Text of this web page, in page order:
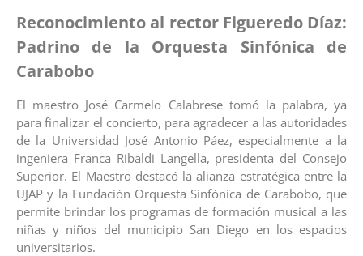
Reconocimiento al rector Figueredo Díaz:
Padrino de la Orquesta Sinfónica de
Carabobo
El maestro José Carmelo Calabrese tomó la palabra, ya
para finalizar el concierto, para agradecer a las autoridades
de la Universidad José Antonio Páez, especialmente a la
ingeniera Franca Ribaldi Langella, presidenta del Consejo
Superior. El Maestro destacó la alianza estratégica entre la
UJAP y la Fundación Orquesta Sinfónica de Carabobo, que
permite brindar los programas de formación musical a las
niñas y niños del municipio San Diego en los espacios
universitarios.